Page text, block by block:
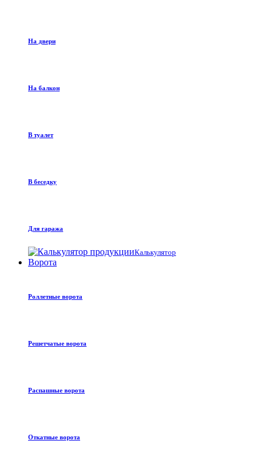
На двери
На балкон
В туалет
В беседку
Для гаража
Калькулятор
Ворота
Роллетные ворота
Решетчатые ворота
Распашные ворота
Откатные ворота